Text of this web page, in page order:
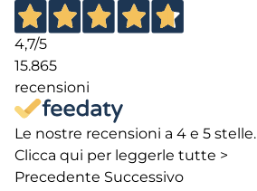
4,7/5
15.865
recensioni
Le nostre recensioni a 4 e 5 stelle.
Clicca qui per leggerle tutte >
Precedente Successivo